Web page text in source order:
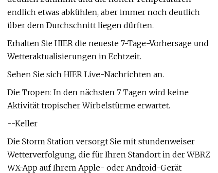
endlich etwas abkühlen, aber immer noch deutlich
über dem Durchschnitt liegen dürften.
Erhalten Sie HIER die neueste 7-Tage-Vorhersage und
Wetteraktualisierungen in Echtzeit.
Sehen Sie sich HIER Live-Nachrichten an.
Die Tropen: In den nächsten 7 Tagen wird keine
Aktivität tropischer Wirbelstürme erwartet.
--Keller
Die Storm Station versorgt Sie mit stundenweiser
Wetterverfolgung, die für Ihren Standort in der WBRZ
WX-App auf Ihrem Apple- oder Android-Gerät